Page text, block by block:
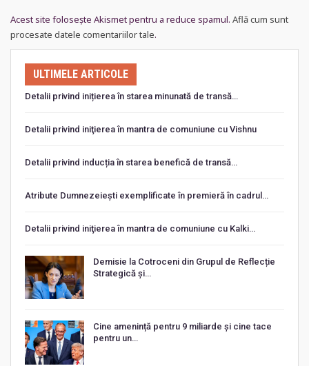
Acest site folosește Akismet pentru a reduce spamul. Află cum sunt
procesate datele comentariilor tale.
ULTIMELE ARTICOLE
Detalii privind inițierea în starea minunată de transă…
Detalii privind iniţierea în mantra de comuniune cu Vishnu
Detalii privind inducția în starea benefică de transă…
Atribute Dumnezeiești exemplificate în premieră în cadrul…
Detalii privind iniţierea în mantra de comuniune cu Kalki…
Demisie la Cotroceni din Grupul de Reflecție
Strategică și…
Cine amenință pentru 9 miliarde și cine tace
pentru un…